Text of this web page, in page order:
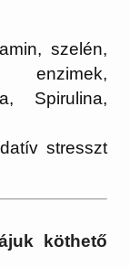
szelén,
enzimek,
Spirulina,
stresszt
köthető